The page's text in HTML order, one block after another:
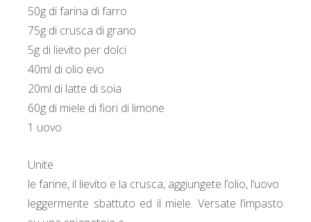
50g di farina di farro
75g di crusca di grano
5g di lievito per dolci
40ml di olio evo
20ml di latte di soia
60g di miele di fiori di limone
1 uovo
Unite
le farine, il lievito e la crusca, aggiungete l’olio, l’uovo
leggermente sbattuto ed il miele. Versate l’impasto